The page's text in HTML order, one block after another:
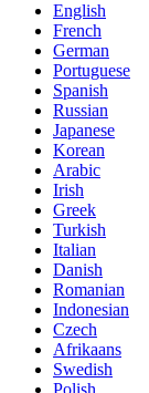
English
French
German
Portuguese
Spanish
Russian
Japanese
Korean
Arabic
Irish
Greek
Turkish
Italian
Danish
Romanian
Indonesian
Czech
Afrikaans
Swedish